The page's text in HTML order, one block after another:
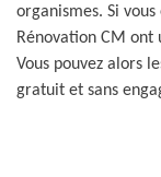
organismes. Si
Rénovation CM ont
Vous pouvez alors
gratuit et sans